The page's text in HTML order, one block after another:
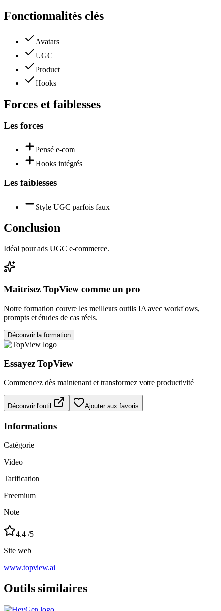
Fonctionnalités clés
Avatars
UGC
Product
Hooks
Forces et faiblesses
Les forces
Pensé e-com
Hooks intégrés
Les faiblesses
Style UGC parfois faux
Conclusion
Idéal pour ads UGC e-commerce.
Maîtrisez TopView comme un pro
Notre formation couvre les meilleurs outils IA avec workflows,
prompts et études de cas réels.
Découvrir la formation
Essayez TopView
Commencez dès maintenant et transformez votre productivité
Découvrir l'outil Ajouter aux favoris
Informations
Catégorie
Video
Tarification
Freemium
Note
4.4 /5
Site web
www.topview.ai
Outils similaires